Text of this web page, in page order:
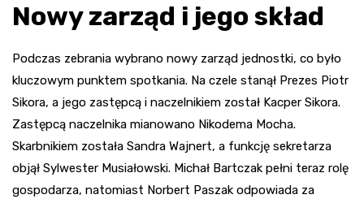
Nowy zarząd i jego skład
Podczas zebrania wybrano nowy zarząd jednostki, co było
kluczowym punktem spotkania. Na czele stanął Prezes Piotr
Sikora, a jego zastępcą i naczelnikiem został Kacper Sikora.
Zastępcą naczelnika mianowano Nikodema Mocha.
Skarbnikiem została Sandra Wajnert, a funkcję sekretarza
objął Sylwester Musiałowski. Michał Bartczak pełni teraz rolę
gospodarza, natomiast Norbert Paszak odpowiada za